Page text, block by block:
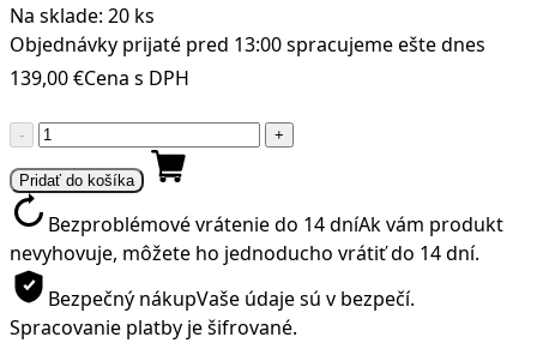
Na sklade: 20 ks
Objednávky prijaté pred 13:00 spracujeme ešte dnes
139,00€Cena s DPH
-
množstvo
kvapalina
pre
tepelné
čerpadlá
TERMOFROST
G
+
Pridať do košíka
Bezproblémové vrátenie do 14 dníAk vám produkt
nevyhovuje, môžete ho jednoducho vrátiť do 14 dní.
Bezpečný nákupVaše údaje sú v bezpečí.
Spracovanie platby je šifrované.